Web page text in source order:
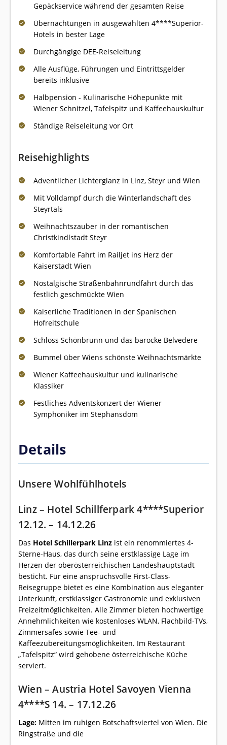
Gepäckservice während der gesamten Reise
Übernachtungen in ausgewählten 4****Superior-
Hotels in bester Lage
Durchgängige DEE-Reiseleitung
Alle Ausflüge, Führungen und Eintrittsgelder
bereits inklusive
Halbpension - Kulinarische Höhepunkte mit
Wiener Schnitzel, Tafelspitz und Kaffeehauskultur
Ständige Reiseleitung vor Ort
Reisehighlights
Adventlicher Lichterglanz in Linz, Steyr und Wien
Mit Volldampf durch die Winterlandschaft des
Steyrtals
Weihnachtszauber in der romantischen
Christkindlstadt Steyr
Komfortable Fahrt im Railjet ins Herz der
Kaiserstadt Wien
Nostalgische Straßenbahnrundfahrt durch das
festlich geschmückte Wien
Kaiserliche Traditionen in der Spanischen
Hofreitschule
Schloss Schönbrunn und das barocke Belvedere
Bummel über Wiens schönste Weihnachtsmärkte
Wiener Kaffeehauskultur und kulinarische
Klassiker
Festliches Adventskonzert der Wiener
Symphoniker im Stephansdom
Details
Unsere Wohlfühlhotels
Linz – Hotel Schillferpark 4****Superior
12.12. – 14.12.26
Das Hotel Schillerpark Linz ist ein renommiertes 4-
Sterne-Haus, das durch seine erstklassige Lage im
Herzen der oberösterreichischen Landeshauptstadt
besticht. Für eine anspruchsvolle First-Class-
Reisegruppe bietet es eine Kombination aus eleganter
Unterkunft, erstklassiger Gastronomie und exklusiven
Freizeitmöglichkeiten. Alle Zimmer bieten hochwertige
Annehmlichkeiten wie kostenloses WLAN, Flachbild-TVs,
Zimmersafes sowie Tee- und
Kaffeezubereitungsmöglichkeiten. Im Restaurant
„Tafelspitz“ wird gehobene österreichische Küche
serviert.
Wien – Austria Hotel Savoyen Vienna
4****S 14. – 17.12.26
Lage: Mitten im ruhigen Botschaftsviertel von Wien. Die
Ringstraße und die